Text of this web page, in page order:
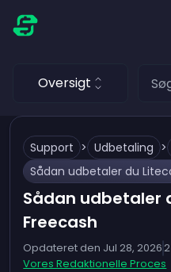
Oversigt
Support > Udbetaling >
Sådan udbetaler
Freecash
Opdateret den Jul 28, 20262
Vores Redaktionelle Proces